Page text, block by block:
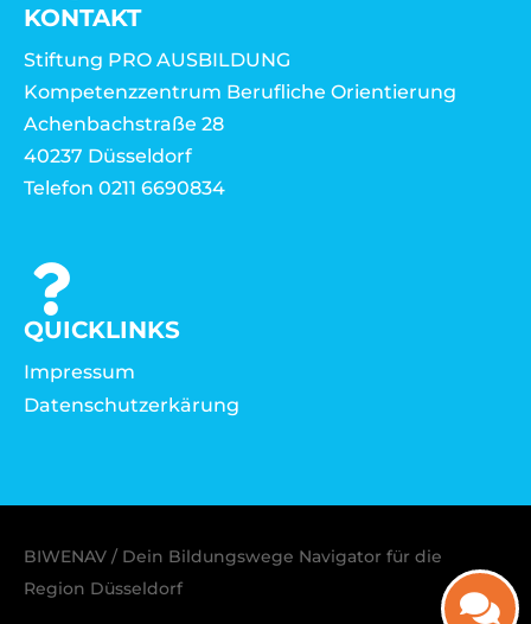
KONTAKT
Stiftung PRO AUSBILDUNG
Kompetenzzentrum Berufliche Orientierung
Achenbachstraße 28
40237 Düsseldorf
Telefon 0211 6690834
QUICKLINKS
Impressum
Datenschutzerkärung
BIWENAV / Dein Bildungswege Navigator für die
Region Düsseldorf